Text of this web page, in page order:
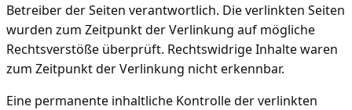
Betreiber der Seiten verantwortlich. Die verlinkten Seiten
wurden zum Zeitpunkt der Verlinkung auf mögliche
Rechtsverstöße überprüft. Rechtswidrige Inhalte waren
zum Zeitpunkt der Verlinkung nicht erkennbar.
Eine permanente inhaltliche Kontrolle der verlinkten